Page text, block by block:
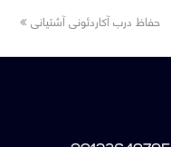
next
حفاظ درب آکاردئونی آشتیانی